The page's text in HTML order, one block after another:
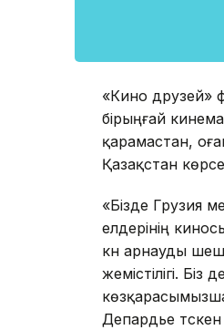
«Кино друзей»
бірыңғай
қарамастан,
Қазақстан
«Бізде Грузия
елдерінің
күн арнауды
жемістілігі. Біз
Депардье